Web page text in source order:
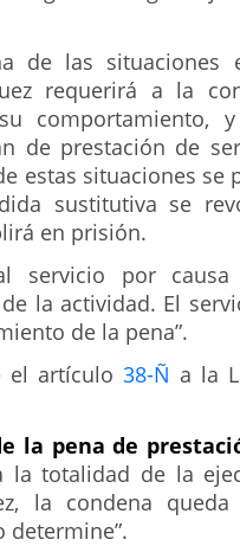
de las situaciones
requerirá a la
comportamiento,
de prestación de
estas situaciones se
sustitutiva se
en prisión.
servicio por
la actividad. El
de la pena”.
el artículo 38-Ñ a la
la pena de
la totalidad de la
la condena queda
determine”.